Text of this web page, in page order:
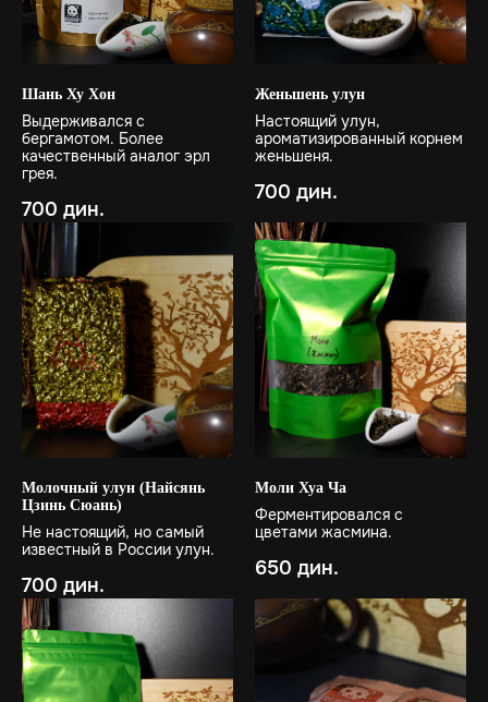
Шань Ху Хон
Выдерживался с
бергамотом. Более
качественный аналог эрл
грея.
700 дин.
Женьшень улун
Настоящий улун,
ароматизированный корнем
женьшеня.
700 дин.
Молочный улун (Найсянь
Цзинь Сюань)
Не настоящий, но самый
известный в России улун.
700 дин.
Моли Хуа Ча
Ферментировался с
цветами жасмина.
650 дин.